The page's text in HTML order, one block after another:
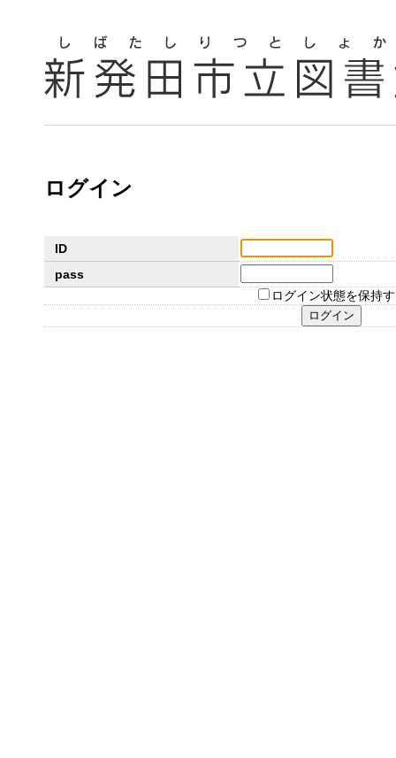
ログイン
ID
pass
ログイン状態を保持